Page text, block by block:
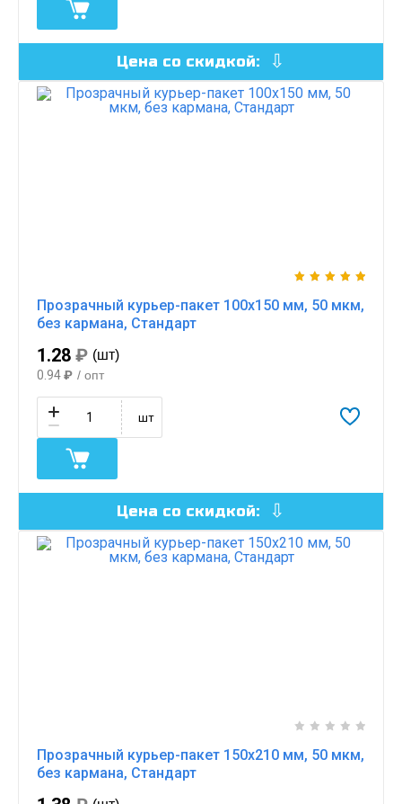
Цена со скидкой:
Прозрачный курьер-пакет 100х150 мм, 50 мкм,
без кармана, Стандарт
1.28 ₽ (шт)
0.94₽ / опт
шт
Цена со скидкой:
Прозрачный курьер-пакет 150х210 мм, 50 мкм,
без кармана, Стандарт